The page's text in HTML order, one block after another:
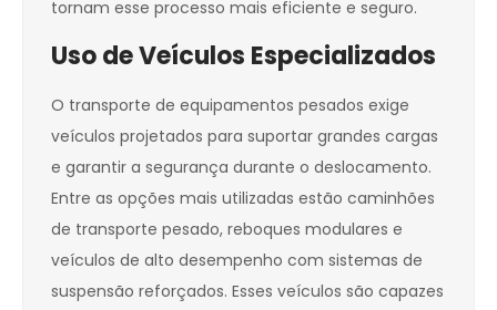
tornam esse processo mais eficiente e seguro.
Uso de Veículos Especializados
O transporte de equipamentos pesados exige
veículos projetados para suportar grandes cargas
e garantir a segurança durante o deslocamento.
Entre as opções mais utilizadas estão caminhões
de transporte pesado, reboques modulares e
veículos de alto desempenho com sistemas de
suspensão reforçados. Esses veículos são capazes